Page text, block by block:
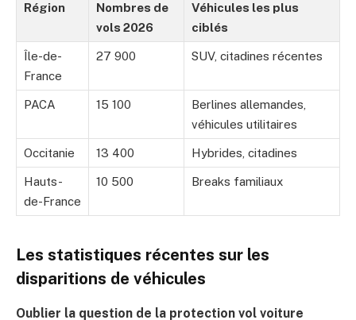
Région
Nombres de
vols 2026
Véhicules les plus
ciblés
Île-de-
France
27 900 SUV, citadines récentes
PACA 15 100
Berlines allemandes,
véhicules utilitaires
Occitanie 13 400 Hybrides, citadines
Hauts-
de-France
10 500 Breaks familiaux
Les statistiques récentes sur les
disparitions de véhicules
Oublier la question de la protection vol voiture